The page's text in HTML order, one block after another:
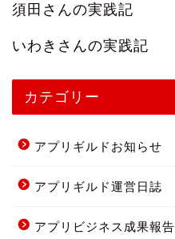
須田さんの実践記
いわきさんの実践記
カテゴリー
アプリギルドお知らせ
アプリギルド運営日誌
アプリビジネス成果報告